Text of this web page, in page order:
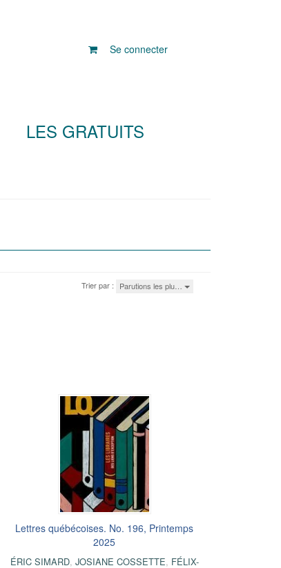
Se connecter
LES GRATUITS
Trier par : Parutions les plu…
Lettres québécoises. No. 196, Printemps
2025
ÉRIC SIMARD, JOSIANE COSSETTE, FÉLIX-